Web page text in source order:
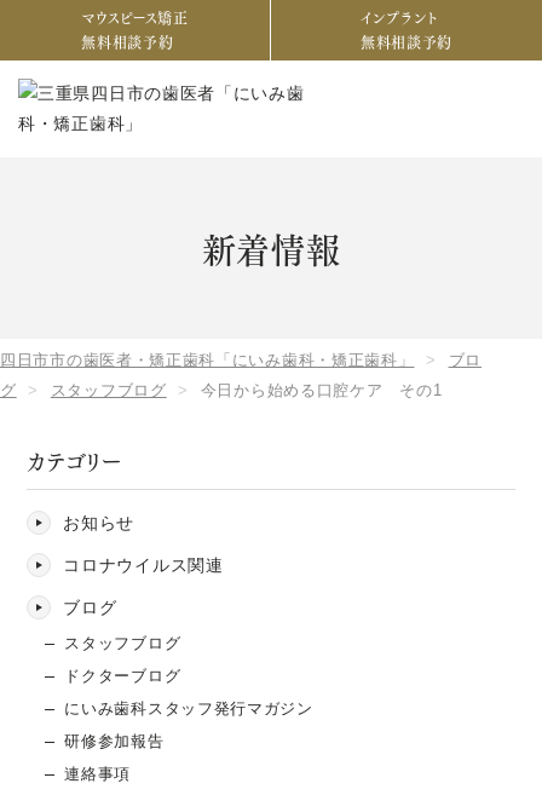
マウスピース矯正
無料相談予約
インプラント
無料相談予約
新着情報
四日市市の歯医者・矯正歯科「にいみ歯科・矯正歯科」
ブロ
グ
スタッフブログ 今日から始める口腔ケア その1
カテゴリー
お知らせ
コロナウイルス関連
ブログ
スタッフブログ
ドクターブログ
にいみ歯科スタッフ発行マガジン
研修参加報告
連絡事項